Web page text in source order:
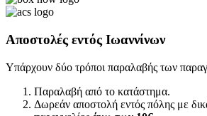
Αποστολές εντός Ιωαννίνων
Υπάρχουν δύο τρόποι παραλαβής των
Παραλαβή από το κατάστημα.
Δωρεάν αποστολή εντός πόλης με